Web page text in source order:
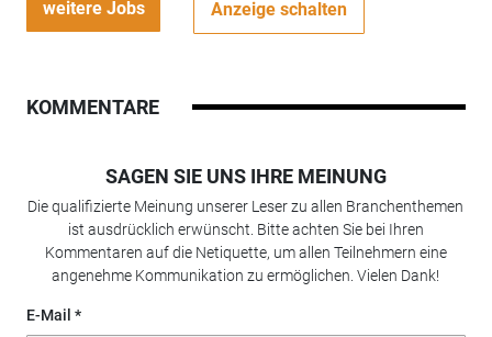
weitere Jobs Anzeige schalten
KOMMENTARE
SAGEN SIE UNS IHRE MEINUNG
Die qualifizierte Meinung unserer Leser zu allen Branchenthemen
ist ausdrücklich erwünscht. Bitte achten Sie bei Ihren
Kommentaren auf die Netiquette, um allen Teilnehmern eine
angenehme Kommunikation zu ermöglichen. Vielen Dank!
E-Mail